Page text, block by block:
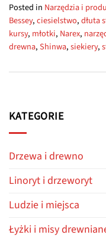
Posted in Narzędzia i
Bessey,ciesielstwo,dłuta
kursy, młotki, Narex,
drewna,Shinwa,siekiery,
KATEGORIE
Drzewa i drewno
Linoryt i drzeworyt
Ludzie i miejsca
Łyżki i misy